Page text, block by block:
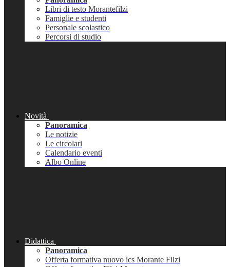
Libri di testo Morantefilzi
Famiglie e studenti
Personale scolastico
Percorsi di studio
Novità
Panoramica
Le notizie
Le circolari
Calendario eventi
Albo Online
Didattica
Panoramica
Offerta formativa nuovo ics Morante Filzi